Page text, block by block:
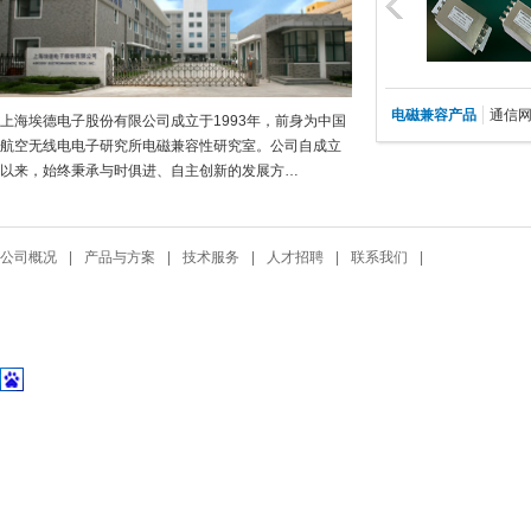
上海埃德电子股份有限公司成立于1993年，前身为中国
航空无线电电子研究所电磁兼容性研究室。公司自成立
以来，始终秉承与时俱进、自主创新的发展方…
题的丰富经验，埃德公司可以向您提供“定制
化电磁干扰控制方案”的…
查看详情
电磁兼容产品 通信
公司概况 | 产品与方案 | 技术服务 | 人才招聘 | 联系我们 |